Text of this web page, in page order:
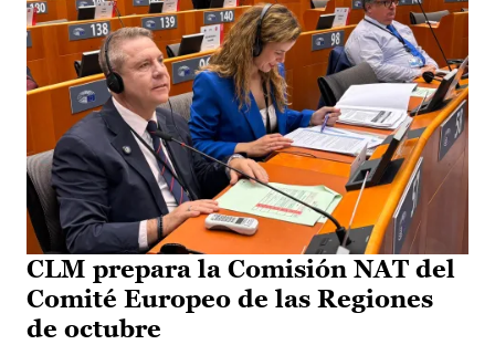
CLM prepara la Comisión NAT del
Comité Europeo de las Regiones
de octubre